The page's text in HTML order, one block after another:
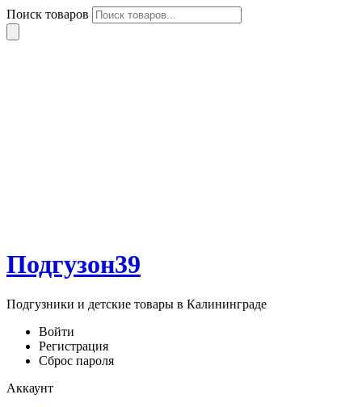
Поиск товаров
Подгузон39
Подгузники и детские товары в Калининграде
Войти
Регистрация
Сброс пароля
Аккаунт